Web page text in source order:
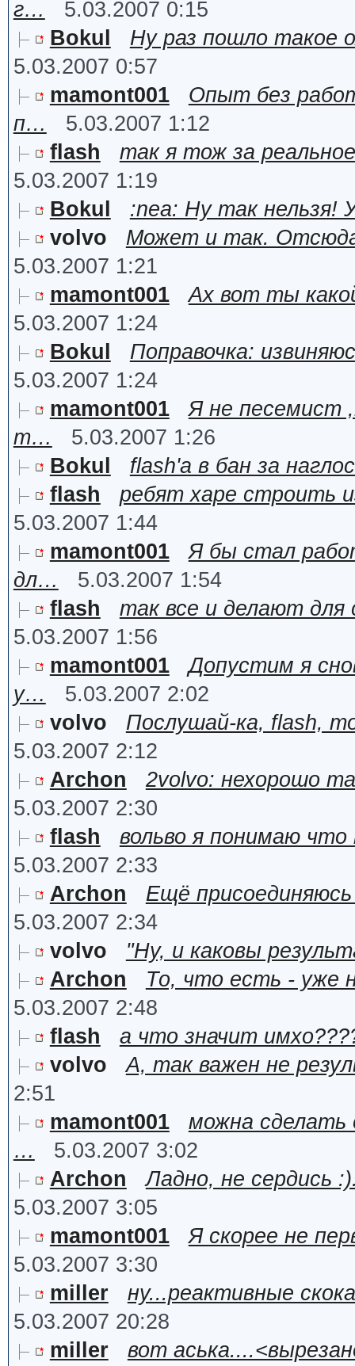
г…
5.03.2007 0:15
Bokul
Ну раз пошло такое
5.03.2007 0:57
mamont001
Опыт без
п…
5.03.2007 1:12
flash
так я тож за
5.03.2007 1:19
Bokul
:nea: Ну так
volvo
Может и так.
5.03.2007 1:21
mamont001
Ах вот ты
5.03.2007 1:24
Bokul
Поправочка:
5.03.2007 1:24
mamont001
Я не песемист
т…
5.03.2007 1:26
Bokul
flash'а в бан за
flash
ребят харе строить
5.03.2007 1:44
mamont001
Я бы стал
дл…
5.03.2007 1:54
flash
так все и делают для
5.03.2007 1:56
mamont001
Допустим я
у…
5.03.2007 2:02
volvo
Послушай-ка, flash,
5.03.2007 2:12
Archon
2volvo: нехорошо
5.03.2007 2:30
flash
вольво я понимаю
5.03.2007 2:33
Archon
Ещё
5.03.2007 2:34
volvo
"Ну, и каковы
Archon
То, что есть - уже
5.03.2007 2:48
flash
а что значит
volvo
А, так важен не
2:51
mamont001
можна сделать
…
5.03.2007 3:02
Archon
Ладно, не сердись
5.03.2007 3:05
mamont001
Я скорее не
5.03.2007 3:30
miller
ну...реактивные
5.03.2007 20:28
miller
вот